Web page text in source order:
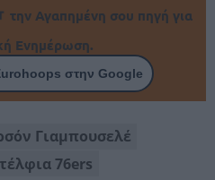
την Αγαπημένη σου πηγή για
Ενημέρωση.
στην Google
Γιαμπουσελέ
76ers